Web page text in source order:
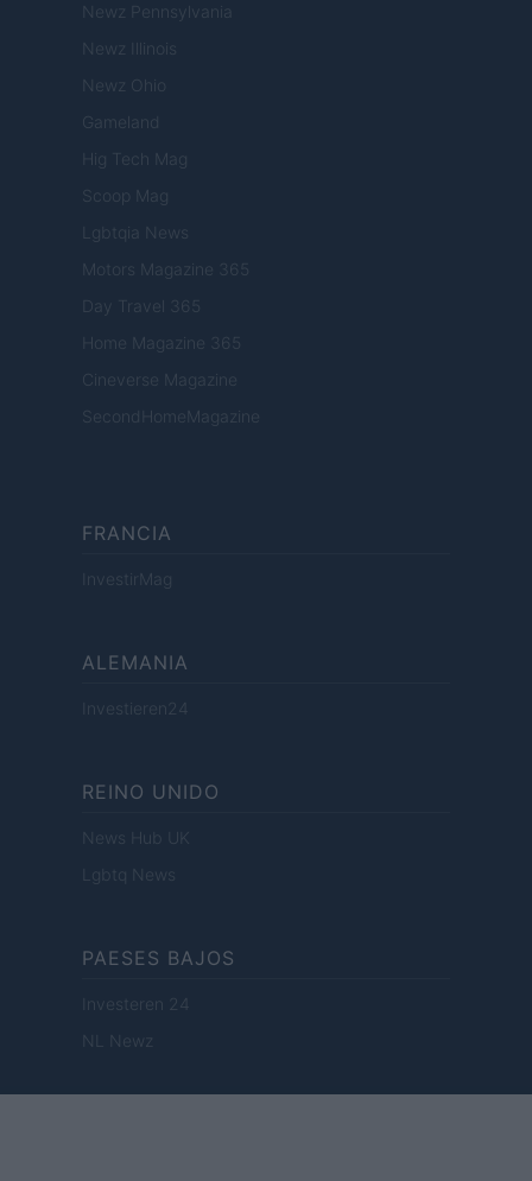
Newz Pennsylvania
Newz Illinois
Newz Ohio
Gameland
Hig Tech Mag
Scoop Mag
Lgbtqia News
Motors Magazine 365
Day Travel 365
Home Magazine 365
Cineverse Magazine
SecondHomeMagazine
FRANCIA
InvestirMag
ALEMANIA
Investieren24
REINO UNIDO
News Hub UK
Lgbtq News
PAESES BAJOS
Investeren 24
NL Newz